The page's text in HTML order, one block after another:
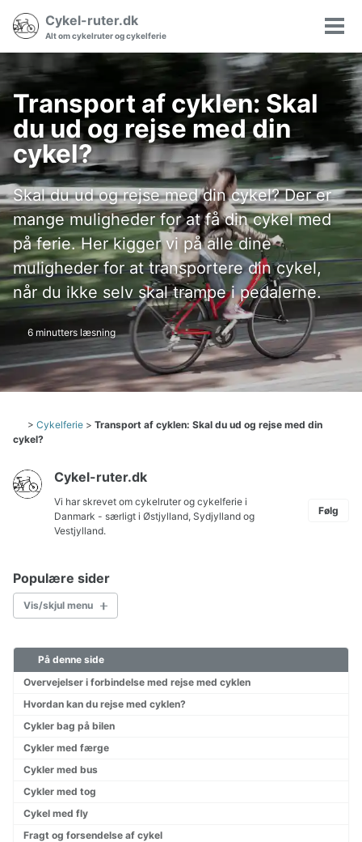
hovedmenuen
indholdet
sidefoden
Cykel-ruter.dk
Alt om cykelruter og cykelferie
SøgningVis/
Transport af cyklen: Skal
du ud og rejse med din
cykel?
Skal du ud og rejse med din cykel? Der er
mange muligheder for at få din cykel med
på ferie. Her kigger vi på alle dine
muligheder for at transportere din cykel,
når du ikke selv skal trampe i pedalerne.
6 minutters læsning
> Cykelferie > Transport af cyklen: Skal du ud og rejse med din
cykel?
Cykel-ruter.dk
Vi har skrevet om cykelruter og cykelferie i
Danmark - særligt i Østjylland, Sydjylland og
Vestjylland.
Følg
Populære sider
Vis/skjul menu
Transport af cykler
Børn på cykelferie
Mad på cykelturen
Overnatning på cykeltur
Planlægning af cykelturen
Reparationer af cykel
På denne side
Overvejelser i forbindelse med rejse med cyklen
Hvordan kan du rejse med cyklen?
Cykler bag på bilen
Cykler med færge
Cykler med bus
Cykler med tog
Cykel med fly
Fragt og forsendelse af cykel